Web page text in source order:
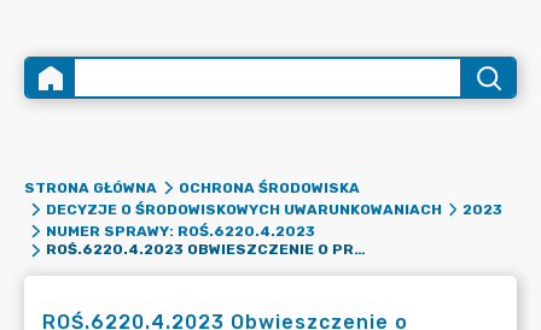
STRONA GŁÓWNA
OCHRONA ŚRODOWISKA
DECYZJE O ŚRODOWISKOWYCH UWARUNKOWANIACH
2023
NUMER SPRAWY: ROŚ.6220.4.2023
ROŚ.6220.4.2023 OBWIESZCZENIE O PRZEDŁUŻENIU TERMINU ZAŁATWIENIA SPRAWY DOTYCZĄCEJ WYDANIA DECYZJI O ŚRODOWISKOWYCH UWARUNKOWANIACH DLA PRZEDSIĘWZIĘCIA POLEGAJĄCEGO NA BUDOWIE ZESPOŁU ZABUDOWY PRODUKCYJNO-MAGAZYNOWO-USŁUGOWEJ Z UKŁADEM KOMUNIKACYJNYM NA DZIAŁCE O NR EWIDENCYJNYM 75 OBRĘB WIĘCKOWICE, GMINA DOPIEWO
ROŚ.6220.4.2023 Obwieszczenie o